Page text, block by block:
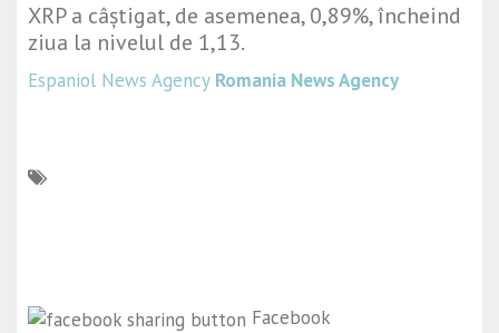
XRP a câștigat, de asemenea, 0,89%, încheind
ziua la nivelul de 1,13.
Espaniol News Agency Romania News Agency
Facebook